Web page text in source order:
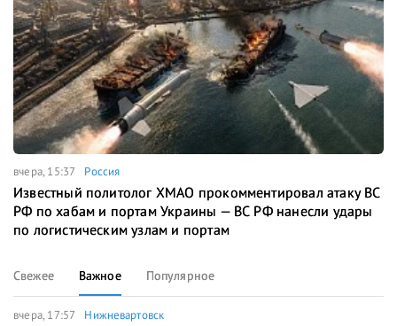
вчера, 15:37 Россия
Известный политолог ХМАО прокомментировал атаку ВС
РФ по хабам и портам Украины — ВС РФ нанесли удары
по логистическим узлам и портам
Свежее Важное Популярное
вчера, 17:57 Нижневартовск